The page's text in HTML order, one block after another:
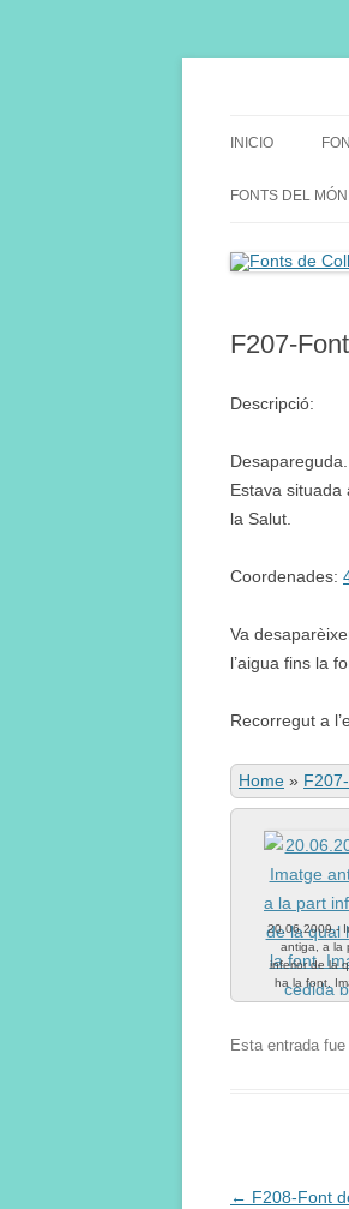
INICIO
FONTS DEL MÓN
F207-
Descripció:
Desapareguda.
Estava situada
la Salut.
Coordenades:
Va
l’aigua fins la
Recorregut a
Home »
20.06.2009.-
antiga, a la
inferior de la
ha la font.
cedida per
Esta entrada
Navegación
← F208-Font